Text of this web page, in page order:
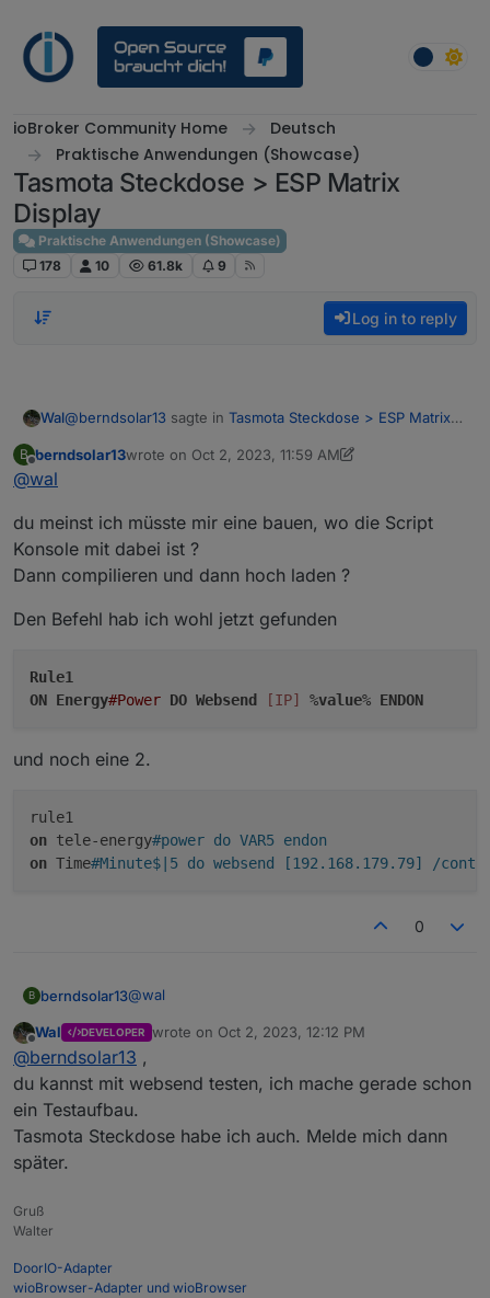
ioBroker Community Home
Deutsch
Praktische Anwendungen (Showcase)
Tasmota Steckdose > ESP Matrix
Display
Praktische Anwendungen (Showcase)
178
10 61.8k 9
Log in to reply
Wal@berndsolar13 sagte in Tasmota Steckdose > ESP Matrix
Das ist kein Problem du musst nur die Firmware wechseln.
B
Offline
berndsolar13wrote on Oct 2, 2023, 11:59 AM
last edited by berndsolar13 Oct 2, 2023, 2:02 PM
@wal
du meinst ich müsste mir eine bauen, wo die Script
Konsole mit dabei ist ?
Dann compilieren und dann hoch laden ?
Den Befehl hab ich wohl jetzt gefunden
Rule1
ON Energy#Power DO Websend [IP] %value% ENDON
und noch eine 2.
on tele-energy#power do VAR5 endon
on Time#Minute$|5 do websend [192.168.179.79] /
0
B berndsolar13@wal
du meinst ich müsste mir eine bauen, wo die
Script Konsole mit dabei ist ?
Dann compilieren und dann hoch laden ?
Den Befehl hab ich wohl jetzt gefunden
Offline
Wal DEVELOPER wrote on Oct 2, 2023, 12:12 PM
last edited by
@berndsolar13 ,
du kannst mit websend testen, ich mache gerade schon
ein Testaufbau.
Tasmota Steckdose habe ich auch. Melde mich dann
später.
Gruß
Walter
DoorIO-Adapter
wioBrowser-Adapter und wioBrowser